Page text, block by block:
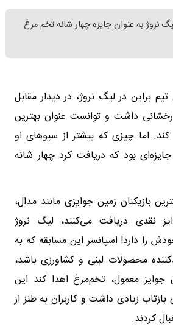
نروژ به عنوان جایزه چهار شانه تخم مرغ
تیم براین در لیگ نروژ، در دیدار مقابل
داشت و توانست عنوان بهترین
اما چیزی که بیشتر از سیوهای او
بود که دریافت کرد چهار شانه
بازیکنان زمین جوایزی مانند مدال،
نقدی دریافت می‌کنند، لیگ نروژ
را دارد! اسپانسر این مسابقه که به
محصولات لبنی و کشاورزی باشد،
معمول، تخم‌مرغ اهدا کند این
زیادی داشت و کاربران به طنز از
کردند.